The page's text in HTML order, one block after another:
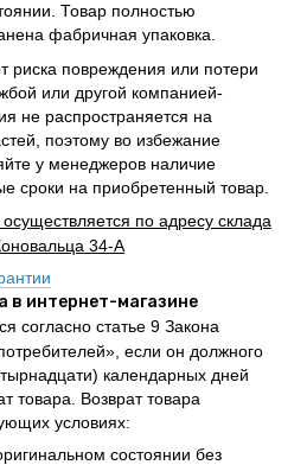
Товар полностью
фабричная упаковка.
риска повреждения или потери
или другой компанией-
не распространяется на
поэтому во избежание
у менеджеров наличие
сроки на приобретенный товар.
осуществляется по адресу склада
34-А
в интернет-магазине
согласно статье 9 Закона
если он должного
календарных дней
товара. Возврат товара
условиях:
состоянии без